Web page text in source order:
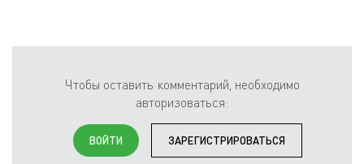
Чтобы оставить комментарий, необходимо
авторизоваться:
ВОЙТИ ЗАРЕГИСТРИРОВАТЬСЯ